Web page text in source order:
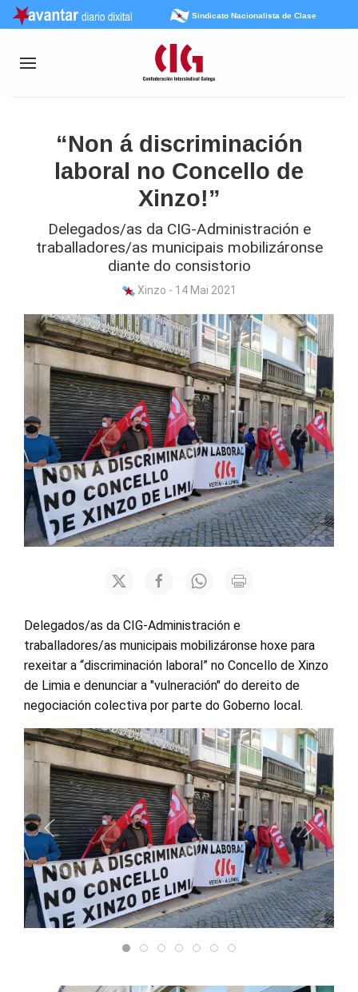
Sindicato Nacionalista de Clase
“Non á discriminación
laboral no Concello de
Xinzo!”
Delegados/as da CIG-Administración e
traballadores/as municipais mobilizáronse
diante do consistorio
Xinzo - 14 Mai 2021
Delegados/as da CIG-Administración e
traballadores/as municipais mobilizáronse hoxe para
rexeitar a “discriminación laboral” no Concello de Xinzo
de Limia e denunciar a "vulneración" do dereito de
negociación colectiva por parte do Goberno local.